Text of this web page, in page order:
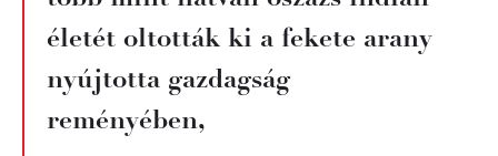
életét oltották ki a fekete arany
nyújtotta gazdagság
reményében,